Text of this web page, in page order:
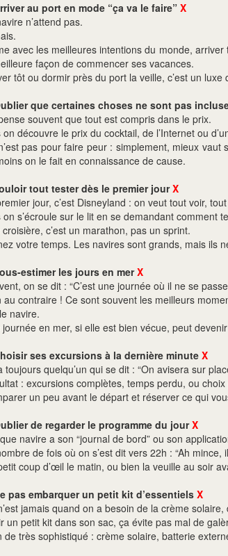
au port en mode “ça va le faire” X
n’attend pas.
avec les meilleures intentions du monde,
façon de commencer ses vacances.
tôt ou dormir près du port la veille, c’est un luxe
que certaines choses ne sont pas
souvent que tout est compris dans le prix.
on découvre le prix du cocktail, de l’Internet ou
pas pour faire peur : simplement, mieux
on le fait en connaissance de cause.
tout tester dès le premier jourX
jour, c’est Disneyland : on veut tout voir,
on s’écroule sur le lit en se demandant comment
croisière, c’est un marathon, pas un sprint.
votre temps. Les navires sont grands, mais ils
estimer les jours en merX
on se dit : “C’est une journée où il ne se
au contraire ! Ce sont souvent les meilleurs
navire.
journée en mer, si elle est bien vécue, peut
ses excursions à la dernière minute X
toujours quelqu’un qui se dit : “On avisera sur
: excursions complètes, temps perdu, ou
un peu avant le départ et réserver ce qui
de regarder le programme du jourX
navire a son “journal de bord” ou son
de fois où on s’est dit vers 22h : “Ah mince,
coup d’œil le matin, ou bien la veuille au soir
pas embarquer un petit kit d’essentiels X
jamais quand on a besoin de la crème
un petit kit dans son sac, ça évite pas mal de
de très sophistiqué : crème solaire, batterie